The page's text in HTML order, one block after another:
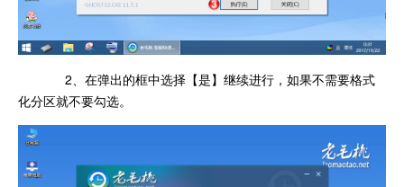
2、在弹出的框中选择【是】继续进行，如果不需要格式
化分区就不要勾选。